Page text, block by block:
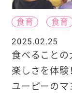
食育
食育
2025.02.25
食べることの
楽しさを体験
ユーピーのマ